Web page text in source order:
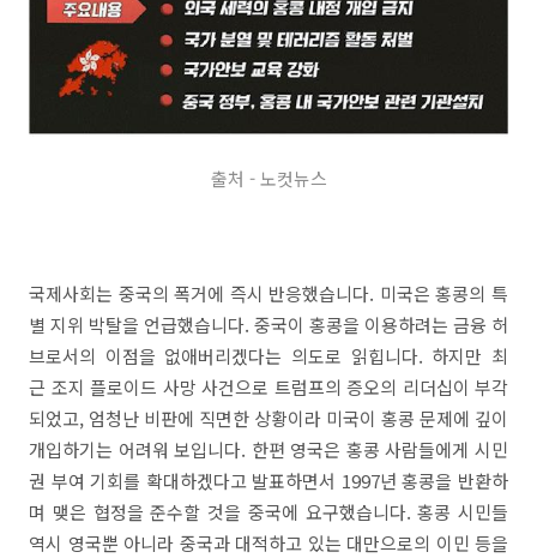
출처 - 노컷뉴스
국제사회는 중국의 폭거에 즉시 반응했습니다. 미국은 홍콩의 특
별 지위 박탈을 언급했습니다. 중국이 홍콩을 이용하려는 금융 허
브로서의 이점을 없애버리겠다는 의도로 읽힙니다. 하지만 최
근 조지 플로이드 사망 사건으로 트럼프의 증오의 리더십이 부각
되었고, 엄청난 비판에 직면한 상황이라 미국이 홍콩 문제에 깊이
개입하기는 어려워 보입니다. 한편 영국은 홍콩 사람들에게 시민
권 부여 기회를 확대하겠다고 발표하면서 1997년 홍콩을 반환하
며 맺은 협정을 준수할 것을 중국에 요구했습니다. 홍콩 시민들
역시 영국뿐 아니라 중국과 대적하고 있는 대만으로의 이민 등을